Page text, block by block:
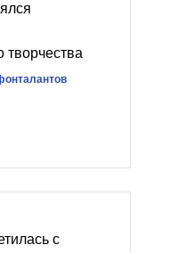
творчества
с